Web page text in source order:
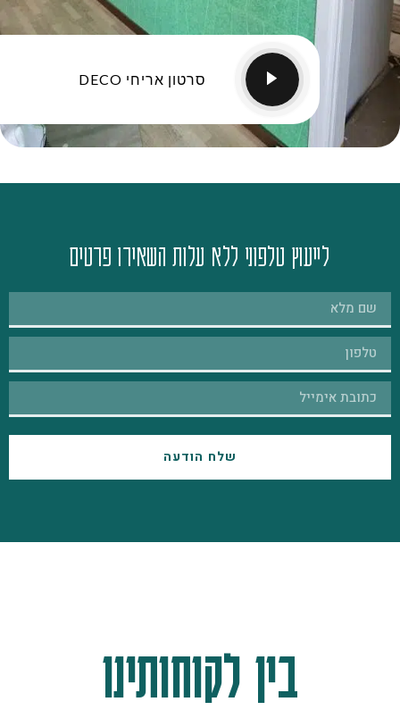
סרטון אריחי DECO
לייעוץ טלפוני ללא עלות השאירו פרטים
שלח הודעה
בין לקוחותינו